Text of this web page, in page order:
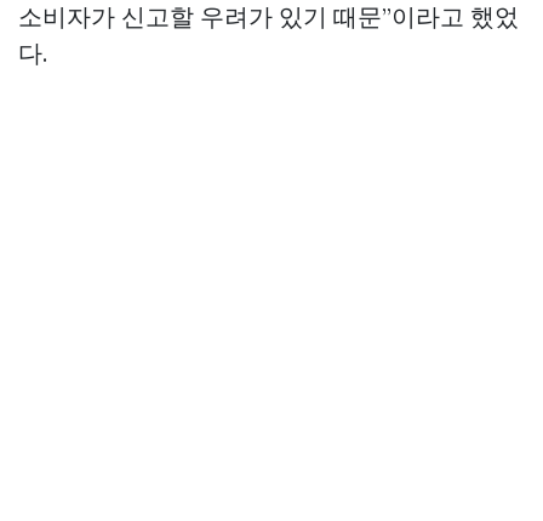
소비자가 신고할 우려가 있기 때문”이라고 했었
다.